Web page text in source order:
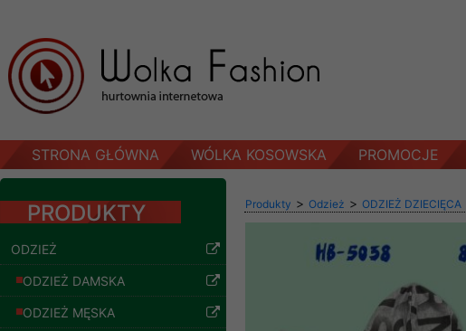
STRONA GŁÓWNA WÓLKA KOSOWSKA PROMOCJE
PRODUKTY
ODZIEŻ
ODZIEŻ DAMSKA
ODZIEŻ MĘSKA
Produkty > Odzież > ODZIEŻ DZIECIĘCA